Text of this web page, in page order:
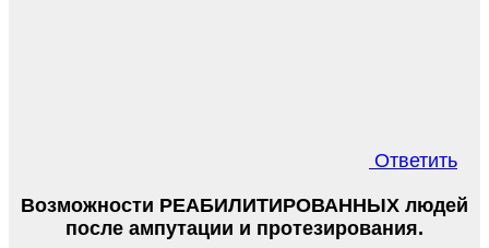
Ответить
Возможности РЕАБИЛИТИРОВАННЫХ людей
после ампутации и протезирования.